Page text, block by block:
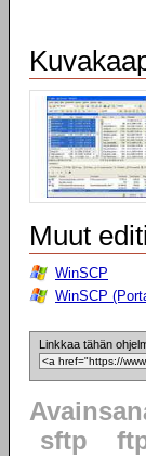
Muut
WinSCP
WinSCP
Linkkaa tähän
sftp